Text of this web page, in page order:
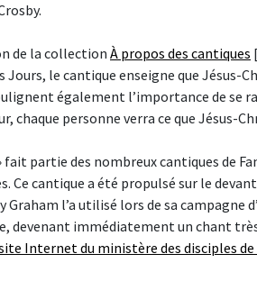
de la collection À propos des cantiques
Jours, le cantique enseigne que Jésus-
également l’importance de se
chaque personne verra ce que Jésus-
fait partie des nombreux cantiques de
Ce cantique a été propulsé sur le
Graham l’a utilisé lors de sa campagne
devenant immédiatement un chant
Internet du ministère des disciples